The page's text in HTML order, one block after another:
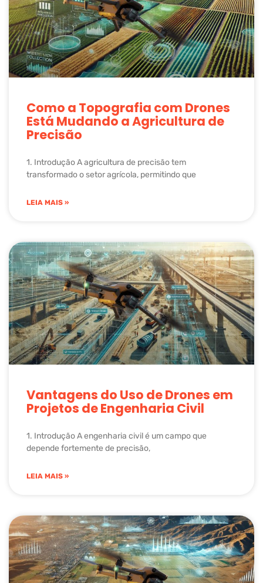
Como a Topografia com Drones
Está Mudando a Agricultura de
Precisão
1. Introdução A agricultura de precisão tem
transformado o setor agrícola, permitindo que
LEIA MAIS »
Vantagens do Uso de Drones em
Projetos de Engenharia Civil
1. Introdução A engenharia civil é um campo que
depende fortemente de precisão,
LEIA MAIS »